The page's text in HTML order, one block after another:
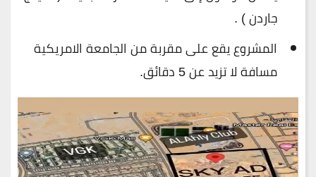
جاردن ) .
المشروع يقع على مقربة من الجامعة الامريكية
مسافة لا تزيد عن 5 دقائق.